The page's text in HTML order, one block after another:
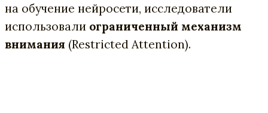
на обучение нейросети, исследователи
использовали ограниченный механизм
внимания (Restricted Attention).